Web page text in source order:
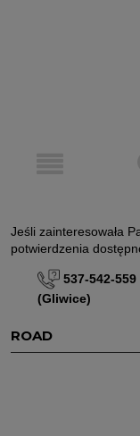
Jeśli zainteresowała
potwierdzenia
537-542-
(Gliwice)
ROAD